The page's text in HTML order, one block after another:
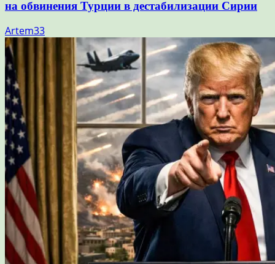
на обвинения Турции в дестабилизации Сирии
Artem33